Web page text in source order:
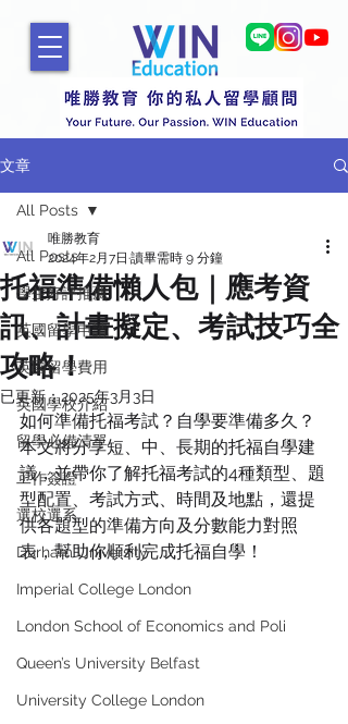
文章
All Posts
學生好評推薦
英國留學申請
英國留學費用
英國學校介紹
留學必備清單
工作簽證
選校選系
Durham University
Imperial College London
London School of Economics and Poli
Queen’s University Belfast
University College London
All Posts
托福準備懶人包｜應考資
訊、計畫擬定、考試技巧全
攻略！
唯勝教育
2024年2月7日 讀畢需時 9 分鐘
已更新：2025年3月3日
如何準備托福考試？自學要準備多久？
本文將分享短、中、長期的托福自學建
議，並帶你了解托福考試的4種類型、題
型配置、考試方式、時間及地點，還提
供各題型的準備方向及分數能力對照
表，幫助你順利完成托福自學！